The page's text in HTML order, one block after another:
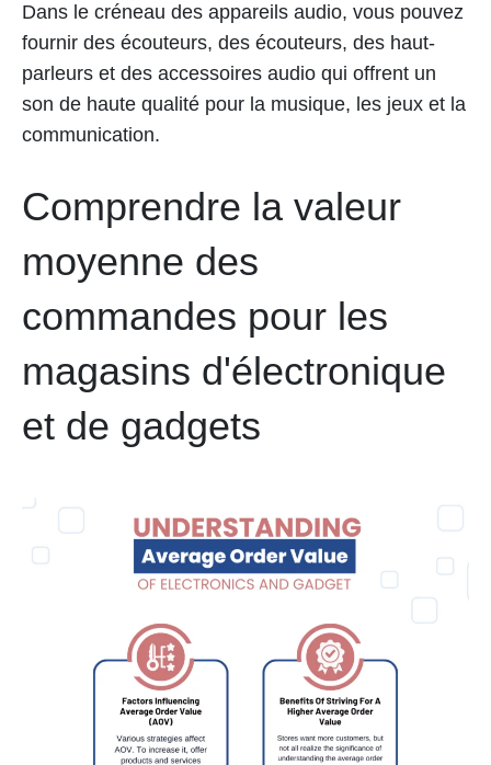
Dans le créneau des appareils audio, vous pouvez
fournir des écouteurs, des écouteurs, des haut-
parleurs et des accessoires audio qui offrent un
son de haute qualité pour la musique, les jeux et la
communication.
Comprendre la valeur
moyenne des
commandes pour les
magasins d'électronique
et de gadgets